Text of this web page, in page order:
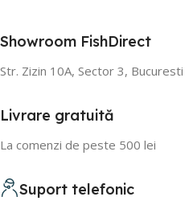
Showroom FishDirect
Str. Zizin 10A, Sector 3, Bucuresti
Livrare gratuită
La comenzi de peste 500 lei
Suport telefonic